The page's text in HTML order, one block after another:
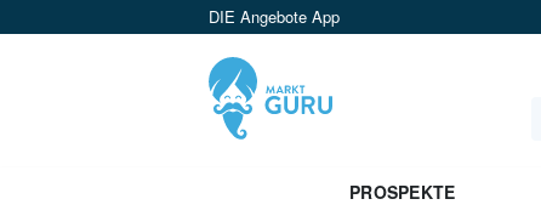
DIE Angebote App
PROSPEKTE